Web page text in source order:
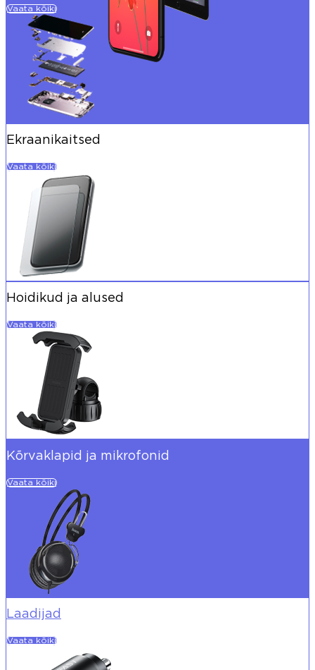
Vaata kõiki
Ekraanikaitsed
Vaata kõiki
Hoidikud ja alused
Vaata kõiki
Kõrvaklapid ja mikrofonid
Vaata kõiki
Laadijad
Vaata kõiki